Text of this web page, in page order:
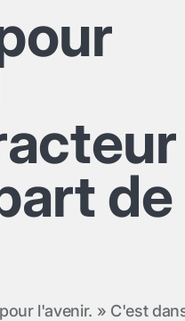
de
l'avenir. » C'est